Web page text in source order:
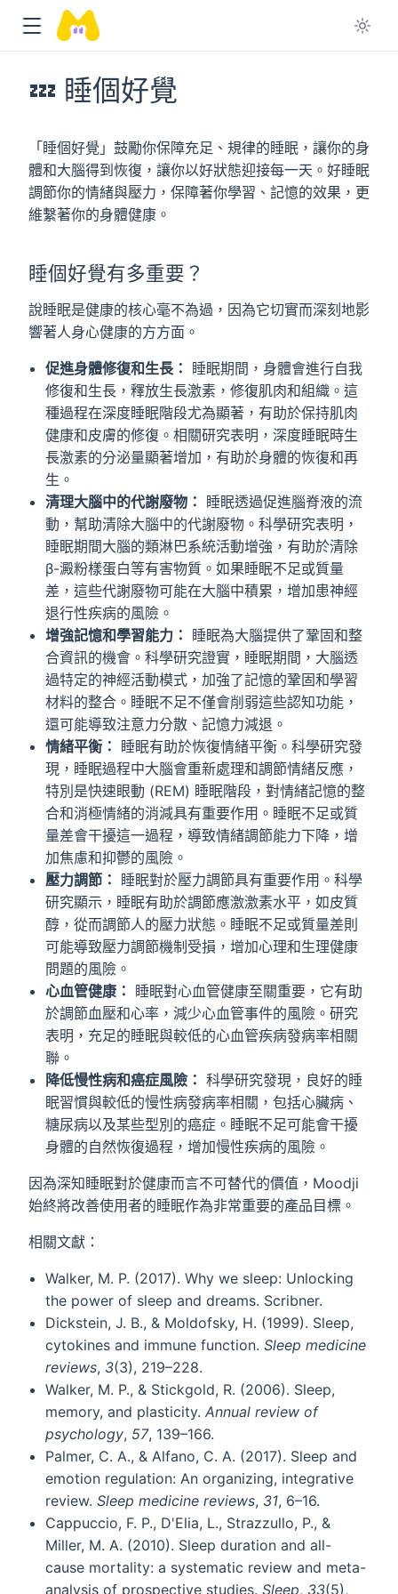
💤 睡個好覺
「睡個好覺」鼓勵你保障充足、規律的睡眠，讓你的身
體和大腦得到恢復，讓你以好狀態迎接每一天。好睡眠
調節你的情緒與壓力，保障著你學習、記憶的效果，更
維繫著你的身體健康。
睡個好覺有多重要？
說睡眠是健康的核心毫不為過，因為它切實而深刻地影
響著人身心健康的方方面。
促進身體修復和生長： 睡眠期間，身體會進行自我
修復和生長，釋放生長激素，修復肌肉和組織。這
種過程在深度睡眠階段尤為顯著，有助於保持肌肉
健康和皮膚的修復。相關研究表明，深度睡眠時生
長激素的分泌量顯著增加，有助於身體的恢復和再
生。
清理大腦中的代謝廢物： 睡眠透過促進腦脊液的流
動，幫助清除大腦中的代謝廢物。科學研究表明，
睡眠期間大腦的類淋巴系統活動增強，有助於清除
β-澱粉樣蛋白等有害物質。如果睡眠不足或質量
差，這些代謝廢物可能在大腦中積累，增加患神經
退行性疾病的風險。
增強記憶和學習能力： 睡眠為大腦提供了鞏固和整
合資訊的機會。科學研究證實，睡眠期間，大腦透
過特定的神經活動模式，加強了記憶的鞏固和學習
材料的整合。睡眠不足不僅會削弱這些認知功能，
還可能導致注意力分散、記憶力減退。
情緒平衡： 睡眠有助於恢復情緒平衡。科學研究發
現，睡眠過程中大腦會重新處理和調節情緒反應，
特別是快速眼動 (REM) 睡眠階段，對情緒記憶的整
合和消極情緒的消減具有重要作用。睡眠不足或質
量差會干擾這一過程，導致情緒調節能力下降，增
加焦慮和抑鬱的風險。
壓力調節： 睡眠對於壓力調節具有重要作用。科學
研究顯示，睡眠有助於調節應激激素水平，如皮質
醇，從而調節人的壓力狀態。睡眠不足或質量差則
可能導致壓力調節機制受損，增加心理和生理健康
問題的風險。
心血管健康： 睡眠對心血管健康至關重要，它有助
於調節血壓和心率，減少心血管事件的風險。研究
表明，充足的睡眠與較低的心血管疾病發病率相關
聯。
降低慢性病和癌症風險： 科學研究發現，良好的睡
眠習慣與較低的慢性病發病率相關，包括心臟病、
糖尿病以及某些型別的癌症。睡眠不足可能會干擾
身體的自然恢復過程，增加慢性疾病的風險。
因為深知睡眠對於健康而言不可替代的價值，Moodji
始終將改善使用者的睡眠作為非常重要的產品目標。
相關文獻：
Walker, M. P. (2017). Why we sleep: Unlocking
the power of sleep and dreams. Scribner.
Dickstein, J. B., & Moldofsky, H. (1999). Sleep,
cytokines and immune function.Sleep medicine
reviews, 3(3), 219–228.
Walker, M. P., & Stickgold, R. (2006). Sleep,
memory, and plasticity.Annual review of
psychology, 57, 139–166.
Palmer, C. A., & Alfano, C. A. (2017). Sleep and
emotion regulation: An organizing, integrative
review.Sleep medicine reviews, 31, 6–16.
Cappuccio, F. P., D'Elia, L., Strazzullo, P., &
Miller, M. A. (2010). Sleep duration and all-
cause mortality: a systematic review and meta-
analysis of prospective studies.Sleep, 33(5),